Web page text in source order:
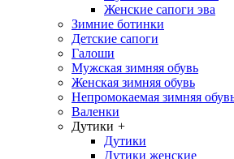
Женские сапоги эва
Зимние ботинки
Детские сапоги
Галоши
Мужская зимняя обувь
Женская зимняя обувь
Непромокаемая зимняя
Валенки
Дутики +
Дутики
Дутики женские